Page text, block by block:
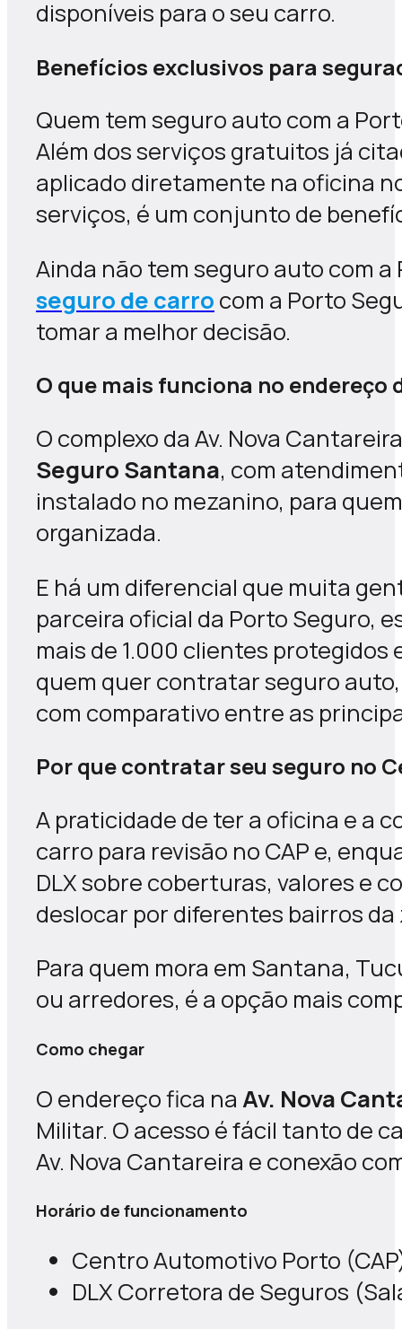
disponíveis para o seu carro.
Benefícios exclusivos para
Quem tem seguro auto com a
Além dos serviços gratuitos já
aplicado diretamente na oficina
serviços, é um conjunto de
Ainda não tem seguro auto com a
seguro de carro com a Porto
tomar a melhor decisão.
O que mais funciona no endereço
O complexo da Av. Nova
Seguro Santana, com
instalado no mezanino, para
organizada.
E há um diferencial que muita
parceira oficial da Porto Seguro,
mais de 1.000 clientes protegidos
quem quer contratar seguro
com comparativo entre as
Por que contratar seu seguro no
A praticidade de ter a oficina e a
carro para revisão no CAP e,
DLX sobre coberturas, valores e
deslocar por diferentes bairros
Para quem mora em Santana,
ou arredores, é a opção mais
Como chegar
O endereço fica na Av. Nova
Militar. O acesso é fácil tanto de
Av. Nova Cantareira e conexão
Horário de funcionamento
Centro Automotivo Porto
DLX Corretora de Seguros